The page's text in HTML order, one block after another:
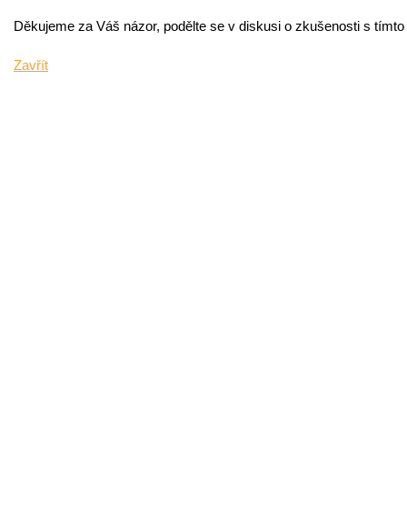
Děkujeme za Váš názor, podělte se v diskusi o zkušenosti s
Zavřít